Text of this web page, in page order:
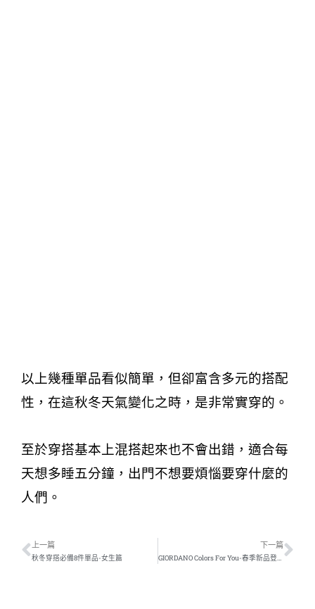
以上幾種單品看似簡單，但卻富含多元的搭配
性，在這秋冬天氣變化之時，是非常實穿的。
至於穿搭基本上混搭起來也不會出錯，適合每
天想多睡五分鐘，出門不想要煩惱要穿什麼的
人們。
上一篇
秋冬穿搭必備8件單品-女生篇
下一篇
GIORDANO Colors For You-春季新品登場